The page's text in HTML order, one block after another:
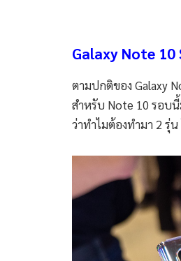
Galaxy Note 10
ตามปกติของ Galaxy
สำหรับ Note 10 รอบนี้
ว่าทำไมต้องทำมา 2 รุ่